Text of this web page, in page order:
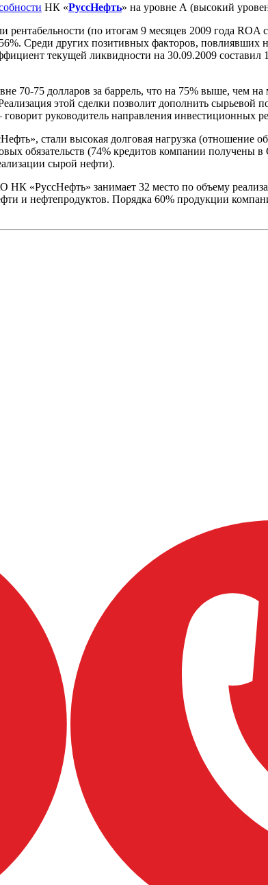
НК «РуссНефть» на уровне А (высокий
рентабельности (по итогам 9 месяцев 2009 года
Среди других позитивных факторов,
текущей ликвидности на 30.09.2009
70-75 долларов за баррель, что на 75% выше, чем
этой сделки позволит дополнить сырьевой
руководитель направления инвестиционных
стали высокая долговая нагрузка (отношение
обязательств (74% кредитов компании получены
сырой нефти).
«РуссНефть» занимает 32 место по объему
и нефтепродуктов. Порядка 60% продукции